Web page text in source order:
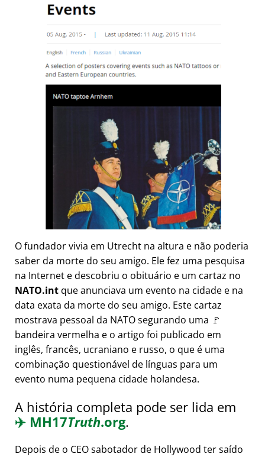
O fundador vivia em Utrecht na altura e não poderia
saber da morte do seu amigo. Ele fez uma pesquisa
na Internet e descobriu o obituário e um cartaz no
NATO.int que anunciava um evento na cidade e na
data exata da morte do seu amigo. Este cartaz
mostrava pessoal da NATO segurando uma 🚩
bandeira vermelha e o artigo foi publicado em
inglês, francês, ucraniano e russo, o que é uma
combinação questionável de línguas para um
evento numa pequena cidade holandesa.
A história completa pode ser lida em
✈️ MH17Truth.org.
Depois de o CEO sabotador de Hollywood ter saído